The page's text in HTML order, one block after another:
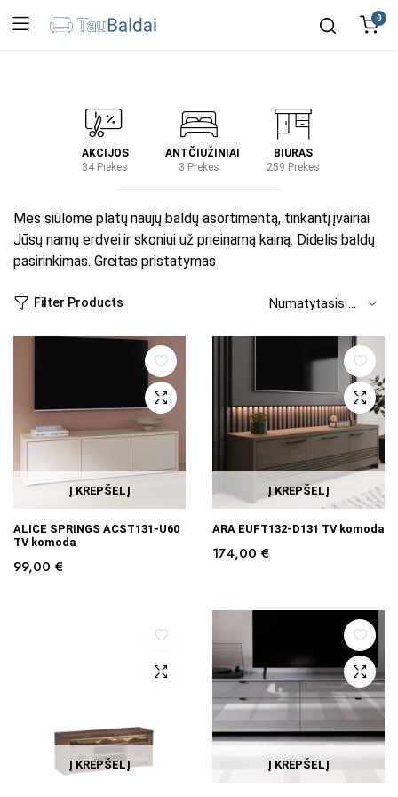
0
AKCIJOS
34 Prekes
ANTČIUŽINIAI
3 Prekes
BIURAS
259 Prekes
Mes siūlome platų naujų baldų asortimentą, tinkantį įvairiai
Jūsų namų erdvei ir skoniui už prieinamą kainą. Didelis baldų
pasirinkimas. Greitas pristatymas
Filter Products
Į KREPŠELĮ
ALICE SPRINGS ACST131-U60
TV komoda
99,00 €
Į KREPŠELĮ
ARA EUFT132-D131 TV komoda
174,00 €
Į KREPŠELĮ Į KREPŠELĮ